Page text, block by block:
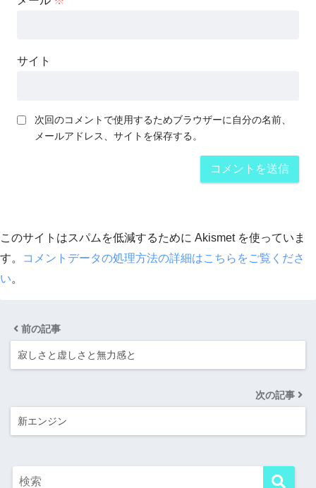
サイト
次回のコメントで使用するためブラウザーに自分の名前、
メールアドレス、サイトを保存する。
このサイトはスパムを低減するために Akismet を使っていま
す。
コメントデータの処理方法の詳細はこちらをご覧くださ
い。
前の記事
寂しさと虚しさと無力感と
次の記事
新エンジン